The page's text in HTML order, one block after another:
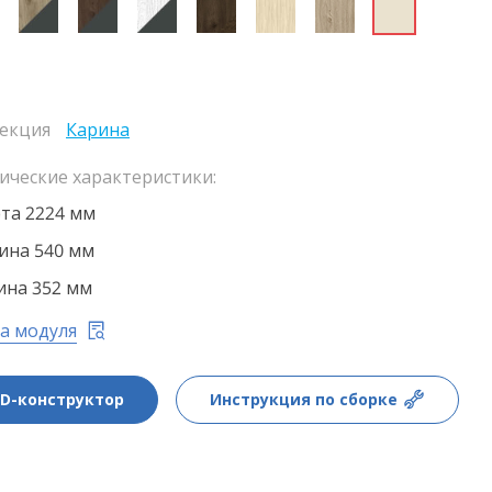
Карина
характеристики:
2224 мм
540 мм
352 мм
модуля
конструктор Инструкция по сборке